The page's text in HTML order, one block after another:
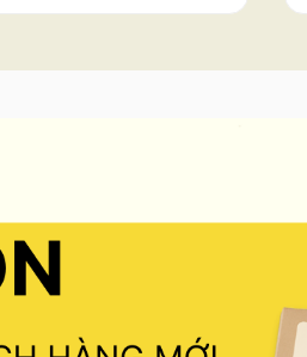
sao bánh có tên là
nhiều người thường
nghĩa là “ngàn lớp
Món bánh này được
cảm hứng từ vùng